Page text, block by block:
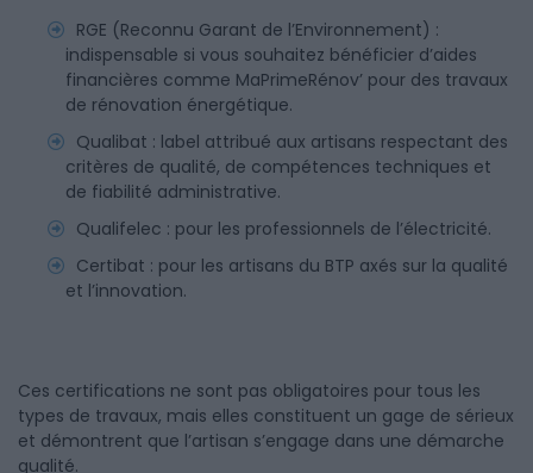
RGE (Reconnu Garant de l’Environnement) :
indispensable si vous souhaitez bénéficier d’aides
financières comme MaPrimeRénov’ pour des travaux
de rénovation énergétique.
Qualibat : label attribué aux artisans respectant des
critères de qualité, de compétences techniques et
de fiabilité administrative.
Qualifelec : pour les professionnels de l’électricité.
Certibat : pour les artisans du BTP axés sur la qualité
et l’innovation.
Ces certifications ne sont pas obligatoires pour tous les
types de travaux, mais elles constituent un gage de sérieux
et démontrent que l’artisan s’engage dans une démarche
qualité.